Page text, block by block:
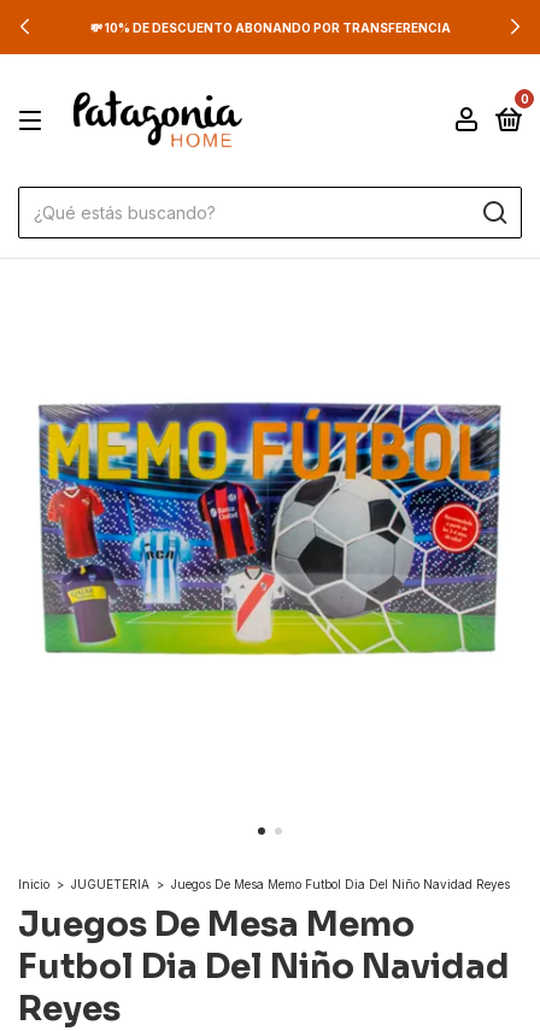
💸 10% DE DESCUENTO ABONANDO POR TRANSFERENCIA
0
Inicio > JUGUETERIA > Juegos De Mesa Memo Futbol Dia Del Niño Navidad Reyes
Juegos De Mesa Memo
Futbol Dia Del Niño Navidad
Reyes